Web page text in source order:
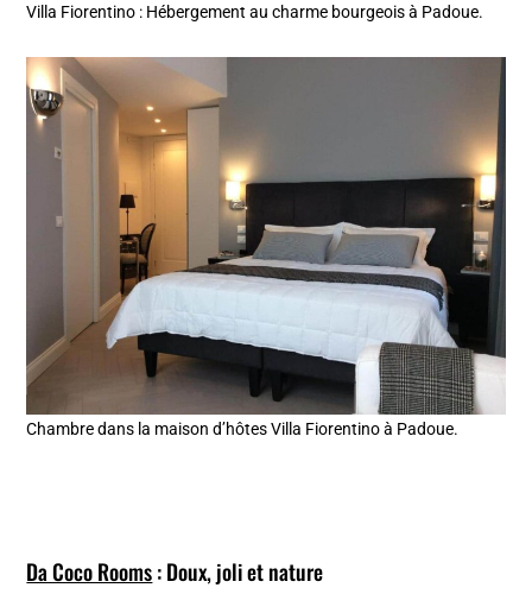
Villa Fiorentino : Hébergement au charme bourgeois à Padoue.
Chambre dans la maison d’hôtes Villa Fiorentino à Padoue.
Da Coco Rooms: Doux, joli et nature